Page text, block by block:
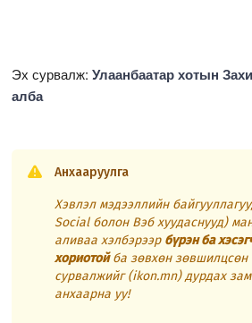
Эх сурвалж:Улаанбаатар хотын
алба
Анхааруулга
Хэвлэл мэдээллийн
Social болон Вэб хуудаснууд)
аливаа хэлбэрээр бүрэн ба
хориотойба зөвхөн зөвшилцсөн
сурвалжийг (ikon.mn) дурдах
анхаарна уу!